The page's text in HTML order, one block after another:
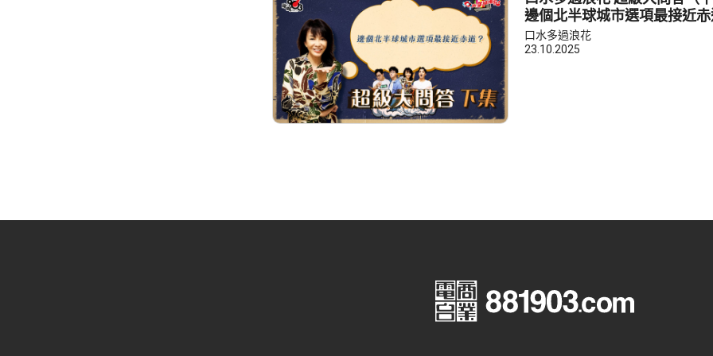
邊個北半球城市選項最接近
口水多過浪花
23.10.2025